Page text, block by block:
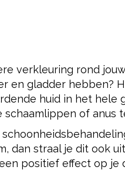
verkleuring rond
en gladder hebben?
huid in het hele
of anus
dan straal je dit ook
positief effect op je